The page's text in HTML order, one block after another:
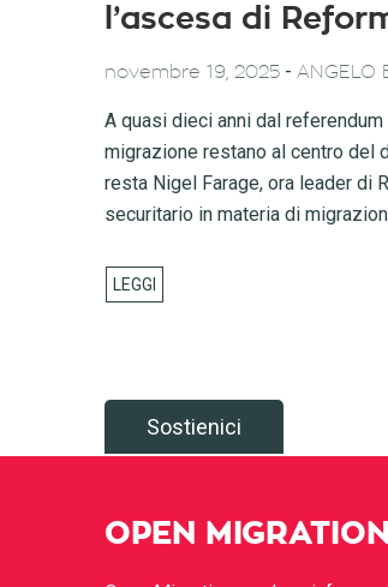
l’ascesa di
novembre 19, 2025 - ANGELO
A quasi dieci anni dal
migrazione restano al centro del
resta Nigel Farage, ora leader di
securitario in materia di
Sostienici
OPEN MIGRATION